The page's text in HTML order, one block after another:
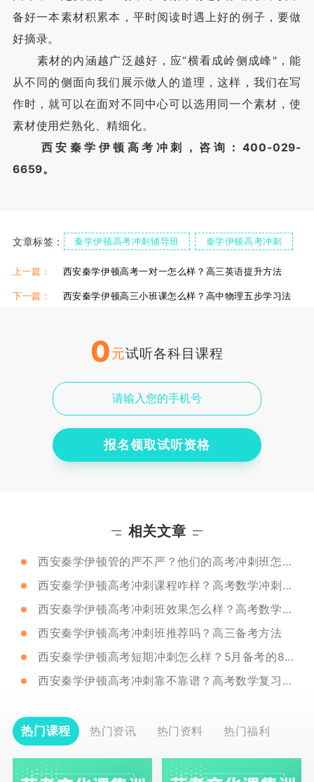
备好一本素材积累本，平时阅读时遇上好的例子，要做
好摘录。
素材的内涵越广泛越好，应“横看成岭侧成峰"，能
从不同的侧面向我们展示做人的道理，这样，我们在写
作时，就可以在面对不同中心可以选用同一个素材，使
素材使用烂熟化、精细化。
西安秦学伊顿高考冲刺，咨询：400-029-
6659。
文章标签： 秦学伊顿高考冲刺辅导班 秦学伊顿高考冲刺
秦学伊顿高考冲刺怎么样
上一篇： 西安秦学伊顿高考一对一怎么样？高三英语提升方法
下一篇： 西安秦学伊顿高三小班课怎么样？高中物理五步学习法
0元试听各科目课程
报名领取试听资格
相关文章
西安秦学伊顿管的严不严？他们的高考冲刺班怎么样？
西安秦学伊顿高考冲刺课程咋样？高考数学冲刺复习技巧
西安秦学伊顿高考冲刺班效果怎么样？高考数学冲刺复习技巧
西安秦学伊顿高考冲刺班推荐吗？高三备考方法
西安秦学伊顿高考短期冲刺怎么样？5月备考的8个关键措施
西安秦学伊顿高考冲刺靠不靠谱？高考数学复习方法
热门课程 热门资讯 热门资料 热门福利